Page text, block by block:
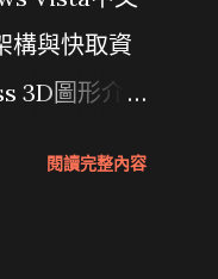
構與快取資
3D圖形介
閱讀完整內容